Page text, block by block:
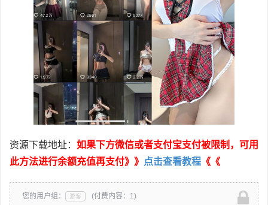
资源下载地址： 如果下方微信或者支付宝支付被限制，可用
此方法进行余额充值再支付》》 点击查看教程 《《
您的用户组： 游客 (付费内容：1)